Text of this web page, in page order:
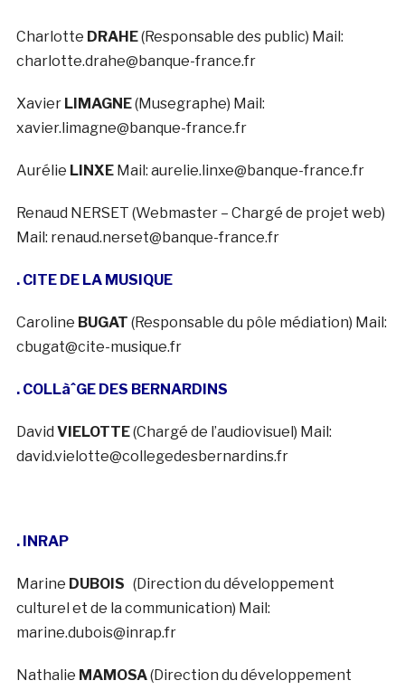
Charlotte DRAHE(Responsable des public) Mail:
charlotte.drahe@banque-france.fr
Xavier LIMAGNE(Musegraphe) Mail:
xavier.limagne@banque-france.fr
Aurélie LINXEMail: aurelie.linxe@banque-france.fr
Renaud NERSET (Webmaster – Chargé de projet web)
Mail: renaud.nerset@banque-france.fr
. CITE DE LA MUSIQUE
Caroline BUGAT (Responsable du pôle médiation) Mail:
cbugat@cite-musique.fr
. COLLàˆGE DES BERNARDINS
David VIELOTTE(Chargé de l’audiovisuel) Mail:
david.vielotte@collegedesbernardins.fr
. INRAP
Marine DUBOIS (Direction du développement
culturel et de la communication) Mail:
marine.dubois@inrap.fr
Nathalie MAMOSA(Direction du développement